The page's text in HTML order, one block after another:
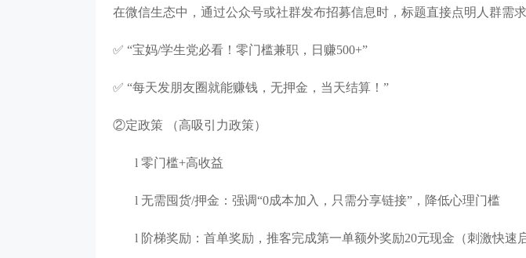
在微信生态中，通过公众号或社群发布招募信息时，标题直接点明人群需求
✅ “宝妈/学生党必看！零门槛兼职，日赚500+”
✅ “每天发朋友圈就能赚钱，无押金，当天结算！”
②定政策 （高吸引力政策）
l 零门槛+高收益
l 无需囤货/押金：强调“0成本加入，只需分享链接”，降低心理门槛
l 阶梯奖励：首单奖励 ， 推客完成第一单额外奖励20元现金（刺激快速